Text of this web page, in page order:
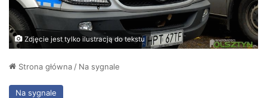
Zdjęcie jest tylko ilustracją do tekstu
Strona główna / Na sygnale
Na sygnale